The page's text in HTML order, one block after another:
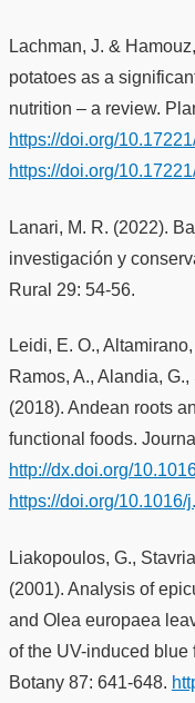
Lachman, J. &
potatoes as a
nutrition – a review.
https://doi.org/
https://doi.org/
Lanari, M. R. (2022).
investigación y
Rural 29: 54-56.
Leidi, E. O.,
Ramos, A., Alandia,
(2018). Andean roots
functional foods.
http://dx.doi.org/
https://doi.org/10.1016/
Liakopoulos, G.,
(2001). Analysis of
and Olea europaea
of the UV-induced blue
Botany 87: 641-648.